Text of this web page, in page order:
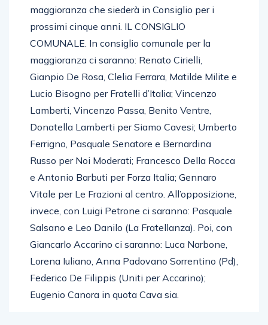
maggioranza che siederà in Consiglio per i
prossimi cinque anni. IL CONSIGLIO
COMUNALE. In consiglio comunale per la
maggioranza ci saranno: Renato Cirielli,
Gianpio De Rosa, Clelia Ferrara, Matilde Milite e
Lucio Bisogno per Fratelli d’Italia; Vincenzo
Lamberti, Vincenzo Passa, Benito Ventre,
Donatella Lamberti per Siamo Cavesi; Umberto
Ferrigno, Pasquale Senatore e Bernardina
Russo per Noi Moderati; Francesco Della Rocca
e Antonio Barbuti per Forza Italia; Gennaro
Vitale per Le Frazioni al centro. All’opposizione,
invece, con Luigi Petrone ci saranno: Pasquale
Salsano e Leo Danilo (La Fratellanza). Poi, con
Giancarlo Accarino ci saranno: Luca Narbone,
Lorena Iuliano, Anna Padovano Sorrentino (Pd),
Federico De Filippis (Uniti per Accarino);
Eugenio Canora in quota Cava sia.